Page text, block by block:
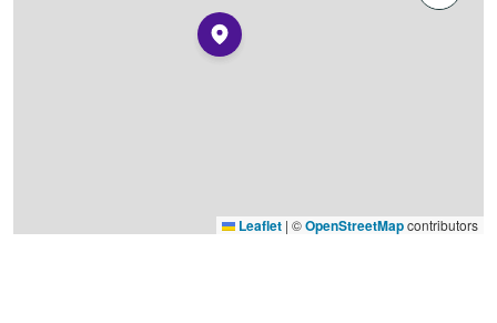
Leaflet | ©OpenStreetMapcontributors